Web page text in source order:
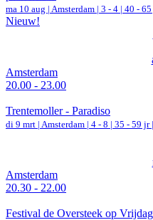
ma 10 aug | Amsterdam | 3 - 4 | 40 -
Nieuw!
Amsterdam
20.00 - 23.00
Trentemoller - Paradiso
di 9 mrt | Amsterdam | 4 - 8 | 35 - 59 jr |
Amsterdam
20.30 - 22.00
Festival de Oversteek op Vrijdag